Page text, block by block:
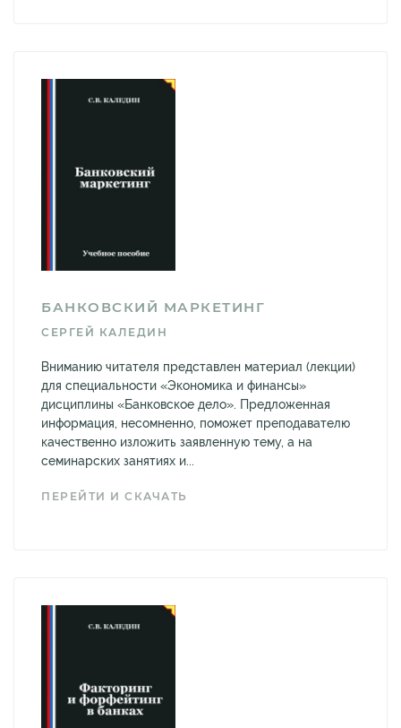
БАНКОВСКИЙ МАРКЕТИНГ
СЕРГЕЙ КАЛЕДИН
Вниманию читателя представлен материал (лекции)
для специальности «Экономика и финансы»
дисциплины «Банковское дело». Предложенная
информация, несомненно, поможет преподавателю
качественно изложить заявленную тему, а на
семинарских занятиях и...
ПЕРЕЙТИ И СКАЧАТЬ